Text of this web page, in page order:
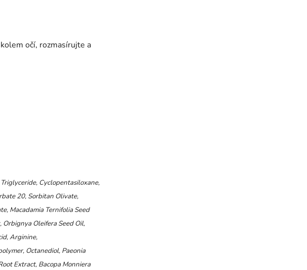
očí, rozmasírujte a
Cyclopentasiloxane,
20, Sorbitan Olivate,
Macadamia Ternifolia Seed
OrbignyaOleifera Seed Oil,
Arginine,
Octanediol, Paeonia
Extract, Bacopa Monniera